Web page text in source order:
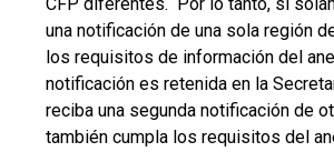
una notificación de una sola región
los requisitos de información del
notificación es retenida en la
reciba una segunda notificación de
también cumpla los requisitos del